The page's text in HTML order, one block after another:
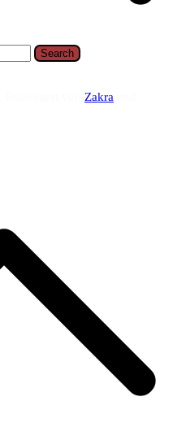
Zakra